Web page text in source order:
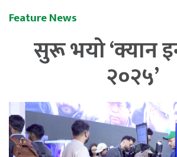
Feature News
सुरू भयो ‘क्यान
२०२५’